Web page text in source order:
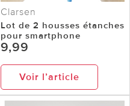
Clarsen
Lot de 2 housses étanches
pour smartphone
9,99
Voir l’article